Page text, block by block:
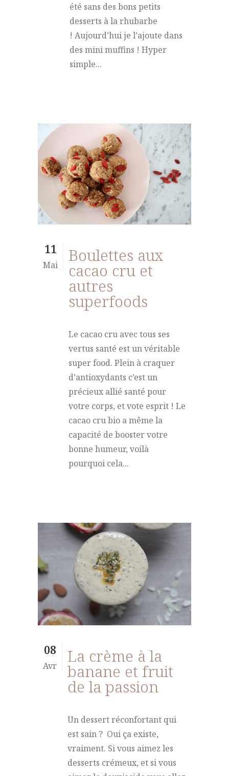
été sans des bons petits
desserts à la rhubarbe
! Aujourd’hui je l’ajoute dans
des mini muffins ! Hyper
simple...
11
Mai Boulettes aux
cacao cru et
autres
superfoods
Le cacao cru avec tous ses
vertus santé est un véritable
super food. Plein à craquer
d’antioxydants c’est un
précieux allié santé pour
votre corps, et vote esprit ! Le
cacao cru bio a même la
capacité de booster votre
bonne humeur, voilà
pourquoi cela...
08
Avr La crème à la
banane et fruit
de la passion
Un dessert réconfortant qui
est sain ? Oui ça existe,
vraiment. Si vous aimez les
desserts crémeux, et si vous